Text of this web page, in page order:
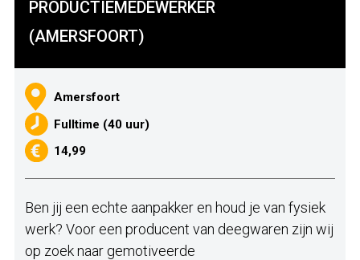
PRODUCTIEMEDEWERKER
(AMERSFOORT)
Amersfoort
Fulltime (40 uur)
14,99
Ben jij een echte aanpakker en houd je van fysiek
werk? Voor een producent van deegwaren zijn wij
op zoek naar gemotiveerde